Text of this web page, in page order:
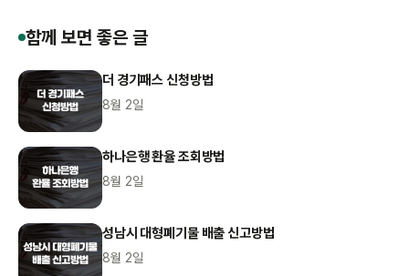
함께 보면 좋은 글
더 경기패스 신청방법
8월 2일
하나은행 환율 조회방법
8월 2일
성남시 대형폐기물 배출 신고방법
8월 2일